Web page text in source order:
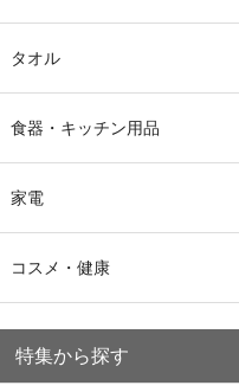
タオル
食器・キッチン用品
家電
コスメ・健康
特集から探す